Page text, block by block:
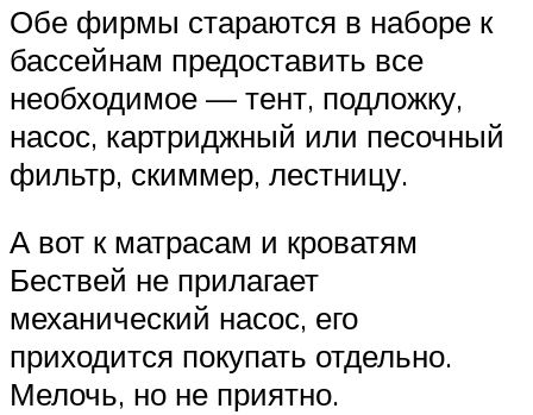
Обе фирмы стараются в наборе к
бассейнам предоставить все
необходимое — тент, подложку,
насос, картриджный или песочный
фильтр, скиммер, лестницу.
А вот к матрасам и кроватям
Бествей не прилагает
механический насос, его
приходится покупать отдельно.
Мелочь, но не приятно.